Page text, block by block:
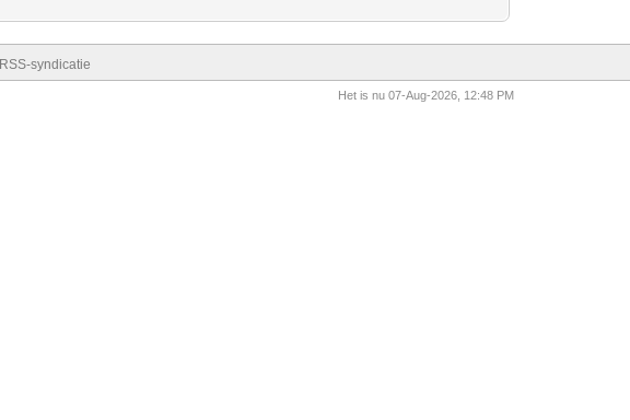
RSS-syndicatie
Het is nu 07-Aug-2026, 12:48 PM